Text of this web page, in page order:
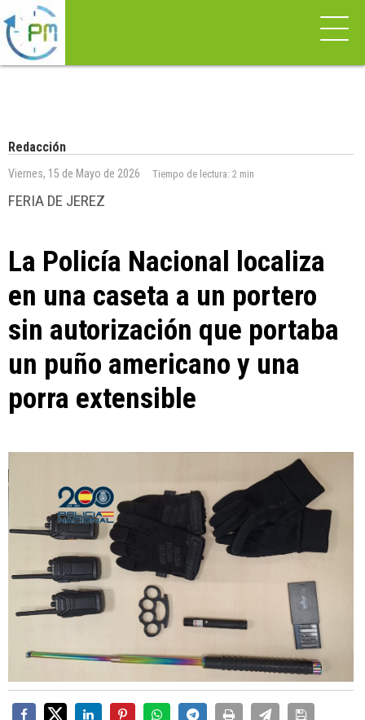
Redacción
Viernes, 15 de Mayo de 2026 Tiempo de lectura: 2 min
FERIA DE JEREZ
La Policía Nacional localiza
en una caseta a un portero
sin autorización que portaba
un puño americano y una
porra extensible